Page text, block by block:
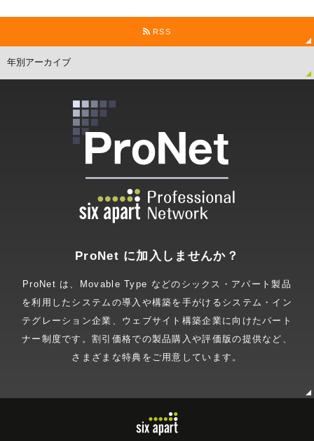
RSS
ProNet に加入しませんか？
ProNet は、Movable Type などのシックス・アパート製品
を利用したシステムの導入や構築を手がけるシステム・イン
テグレーション企業、ウェブサイト構築企業に向けたパート
ナー制度です。割引価格での製品購入や評価版の提供など、
さまざまな特典をご用意しています。